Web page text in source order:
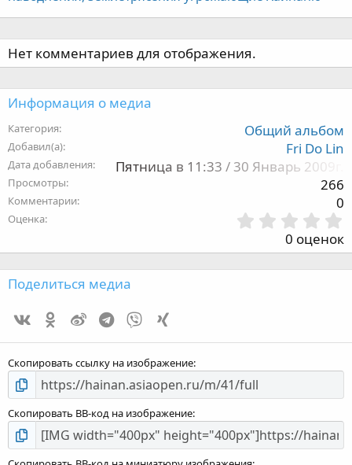
Нет комментариев для отображения.
Информация о медиа
Категория Общий альбом
Добавил(а) Fri Do Lin
Дата добавления Пятница в 11:33 / 30 Январь 2009г.
Просмотры 266
Комментарии 0
Оценка
,
0
0
д
0 оценок
Поделиться медиа
Vk
Ok WeiboTelegram
Viber
Скопировать ссылку на изображение
Скопировать BB-код на изображение